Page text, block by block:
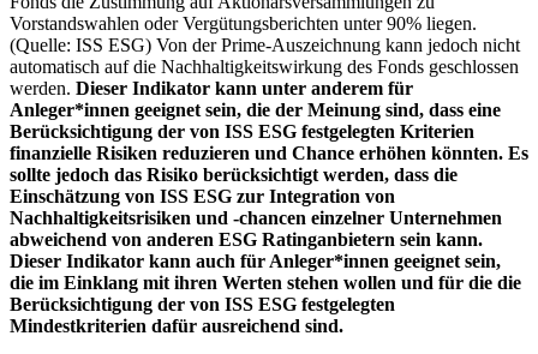
Vorstandswahlen oder Vergütungsberichten unter 90% liegen.
(Quelle: ISS ESG) Von der Prime-Auszeichnung kann jedoch nicht
automatisch auf die Nachhaltigkeitswirkung des Fonds geschlossen
werden. Dieser Indikator kann unter anderem für
Anleger*innen geeignet sein, die der Meinung sind, dass eine
Berücksichtigung der von ISS ESG festgelegten Kriterien
finanzielle Risiken reduzieren und Chance erhöhen könnten. Es
sollte jedoch das Risiko berücksichtigt werden, dass die
Einschätzung von ISS ESG zur Integration von
Nachhaltigkeitsrisiken und -chancen einzelner Unternehmen
abweichend von anderen ESG Ratinganbietern sein kann.
Dieser Indikator kann auch für Anleger*innen geeignet sein,
die im Einklang mit ihren Werten stehen wollen und für die die
Berücksichtigung der von ISS ESG festgelegten
Mindestkriterien dafür ausreichend sind.